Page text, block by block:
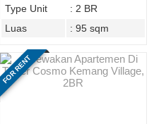
Type Unit
: 2 BR
Luas
: 95 sqm
FOR RENT